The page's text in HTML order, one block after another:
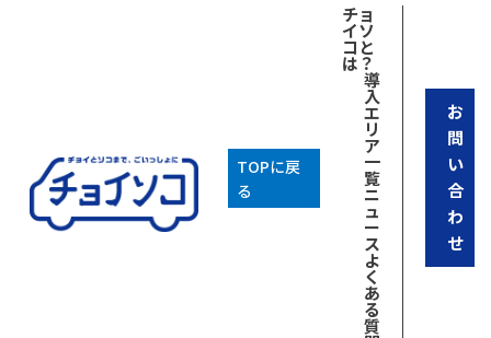
TOPに戻
る
チョ
イソ
コと
は？
導
入
エ
リ
ア
一
覧
ニ
ュ
ー
ス
よ
く
あ
る
質
お
問
い
合
わ
せ